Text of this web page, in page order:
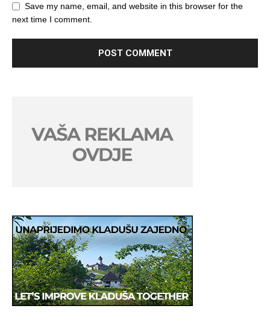
Save my name, email, and website in this browser for the
next time I comment.